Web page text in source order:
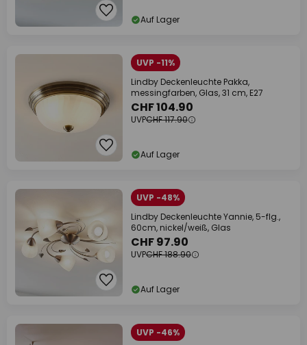
Auf Lager
UVP -11%
Lindby Deckenleuchte Pakka,
messingfarben, Glas, 31 cm, E27
CHF 104.90
UVPCHF 117.90
Auf Lager
UVP -48%
Lindby Deckenleuchte Yannie, 5-flg.,
60cm, nickel/weiß, Glas
CHF 97.90
UVPCHF 188.90
Auf Lager
UVP -46%